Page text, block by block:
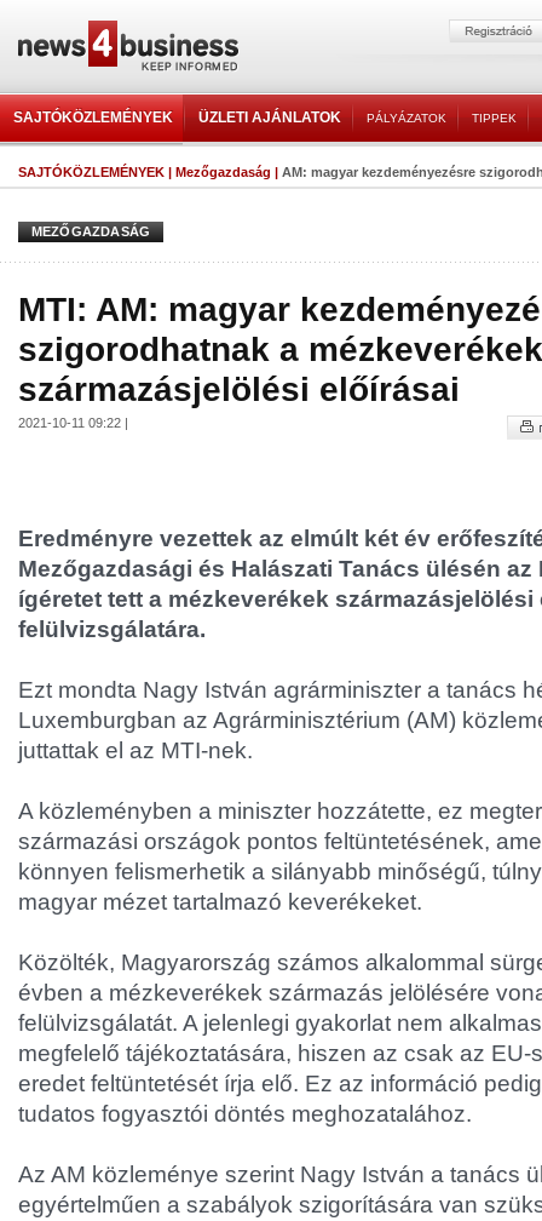
SAJTÓKÖZLEMÉNYEK ÜZLETI AJÁNLATOK PÁLYÁZATOK TIPPEK
SAJTÓKÖZLEMÉNYEK | Mezőgazdaság | AM: magyar kezdeményezésre
MEZŐGAZDASÁG
MTI: AM: magyar
szigorodhatnak a mézkeverékek
származásjelölési előírásai
2021-10-11 09:22 |
Eredményre vezettek az elmúlt két év
Mezőgazdasági és Halászati Tanács ülésén
ígéretet tett a mézkeverékek
felülvizsgálatára.
Ezt mondta Nagy István agrárminiszter a tanács
Luxemburgban az Agrárminisztérium (AM)
juttattak el az MTI-nek.
A közleményben a miniszter hozzátette, ez
származási országok pontos feltüntetésének,
könnyen felismerhetik a silányabb minőségű,
magyar mézet tartalmazó keverékeket.
Közölték, Magyarország számos alkalommal
évben a mézkeverékek származás jelölésére
felülvizsgálatát. A jelenlegi gyakorlat nem
megfelelő tájékoztatására, hiszen az csak az EU-
eredet feltüntetését írja elő. Ez az információ
tudatos fogyasztói döntés meghozatalához.
Az AM közleménye szerint Nagy István a tanács
egyértelműen a szabályok szigorítására van